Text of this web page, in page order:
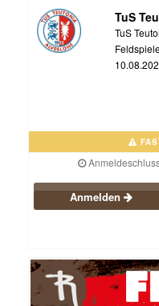
TuS
TuS
Anmelden